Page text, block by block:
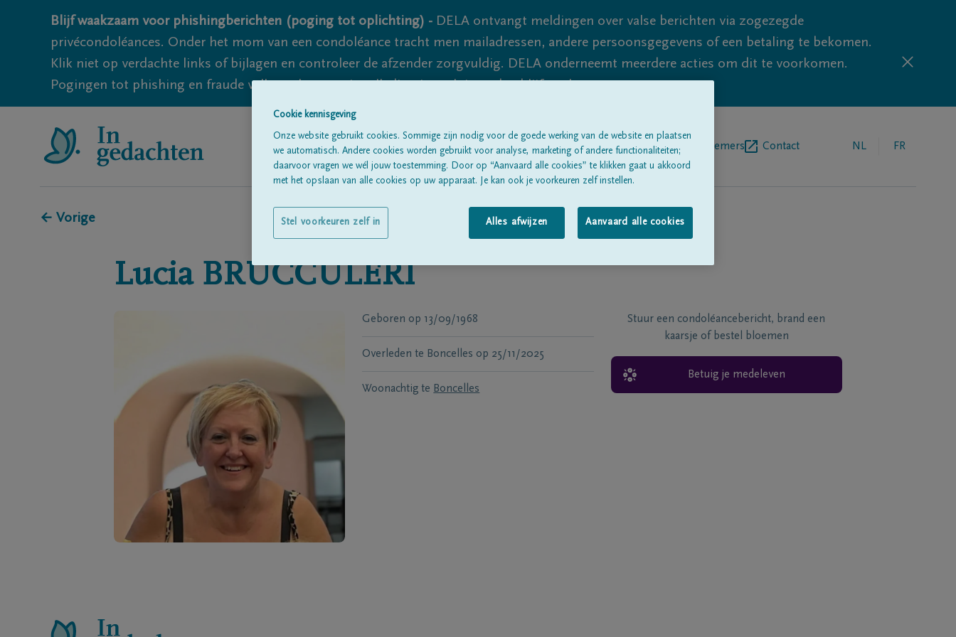
Blijf waakzaam voor phishingberichten (poging tot oplichting) - DELA ontvangt meldingen over valse berichten via zogezegde
privécondoléances. Onder het mom van een condoléance tracht men mailadressen, andere persoonsgegevens of een betaling te bekomen.
Klik niet op verdachte links of bijlagen en controleer de afzender zorgvuldig. DELA onderneemt meerdere acties om dit te voorkomen.
Pogingen tot phishing en fraude vallen echter nooit volledig uit te sluiten, dus blijf waakzaam.
Alle rouwberichtenOver onsBegrafenisondernemers Contact NL FR
← Vorige
Lucia BRUCCULERI
Geboren op 13/09/1968
Overleden te Boncelles op 25/11/2025
Woonachtig te Boncelles
Stuur een condoléancebericht, brand een
kaarsje of bestel bloemen
Betuig je medeleven
Cookie kennisgeving
Onze website gebruikt cookies. Sommige zijn nodig voor de goede werking van de website en plaatsen
we automatisch. Andere cookies worden gebruikt voor analyse, marketing of andere functionaliteiten;
daarvoor vragen we wél jouw toestemming. Door op “Aanvaard alle cookies” te klikken gaat u akkoord
met het opslaan van alle cookies op uw apparaat. Je kan ook je voorkeuren zelf instellen.
Alles afwijzen Aanvaard alle cookies
Stel voorkeuren zelf in